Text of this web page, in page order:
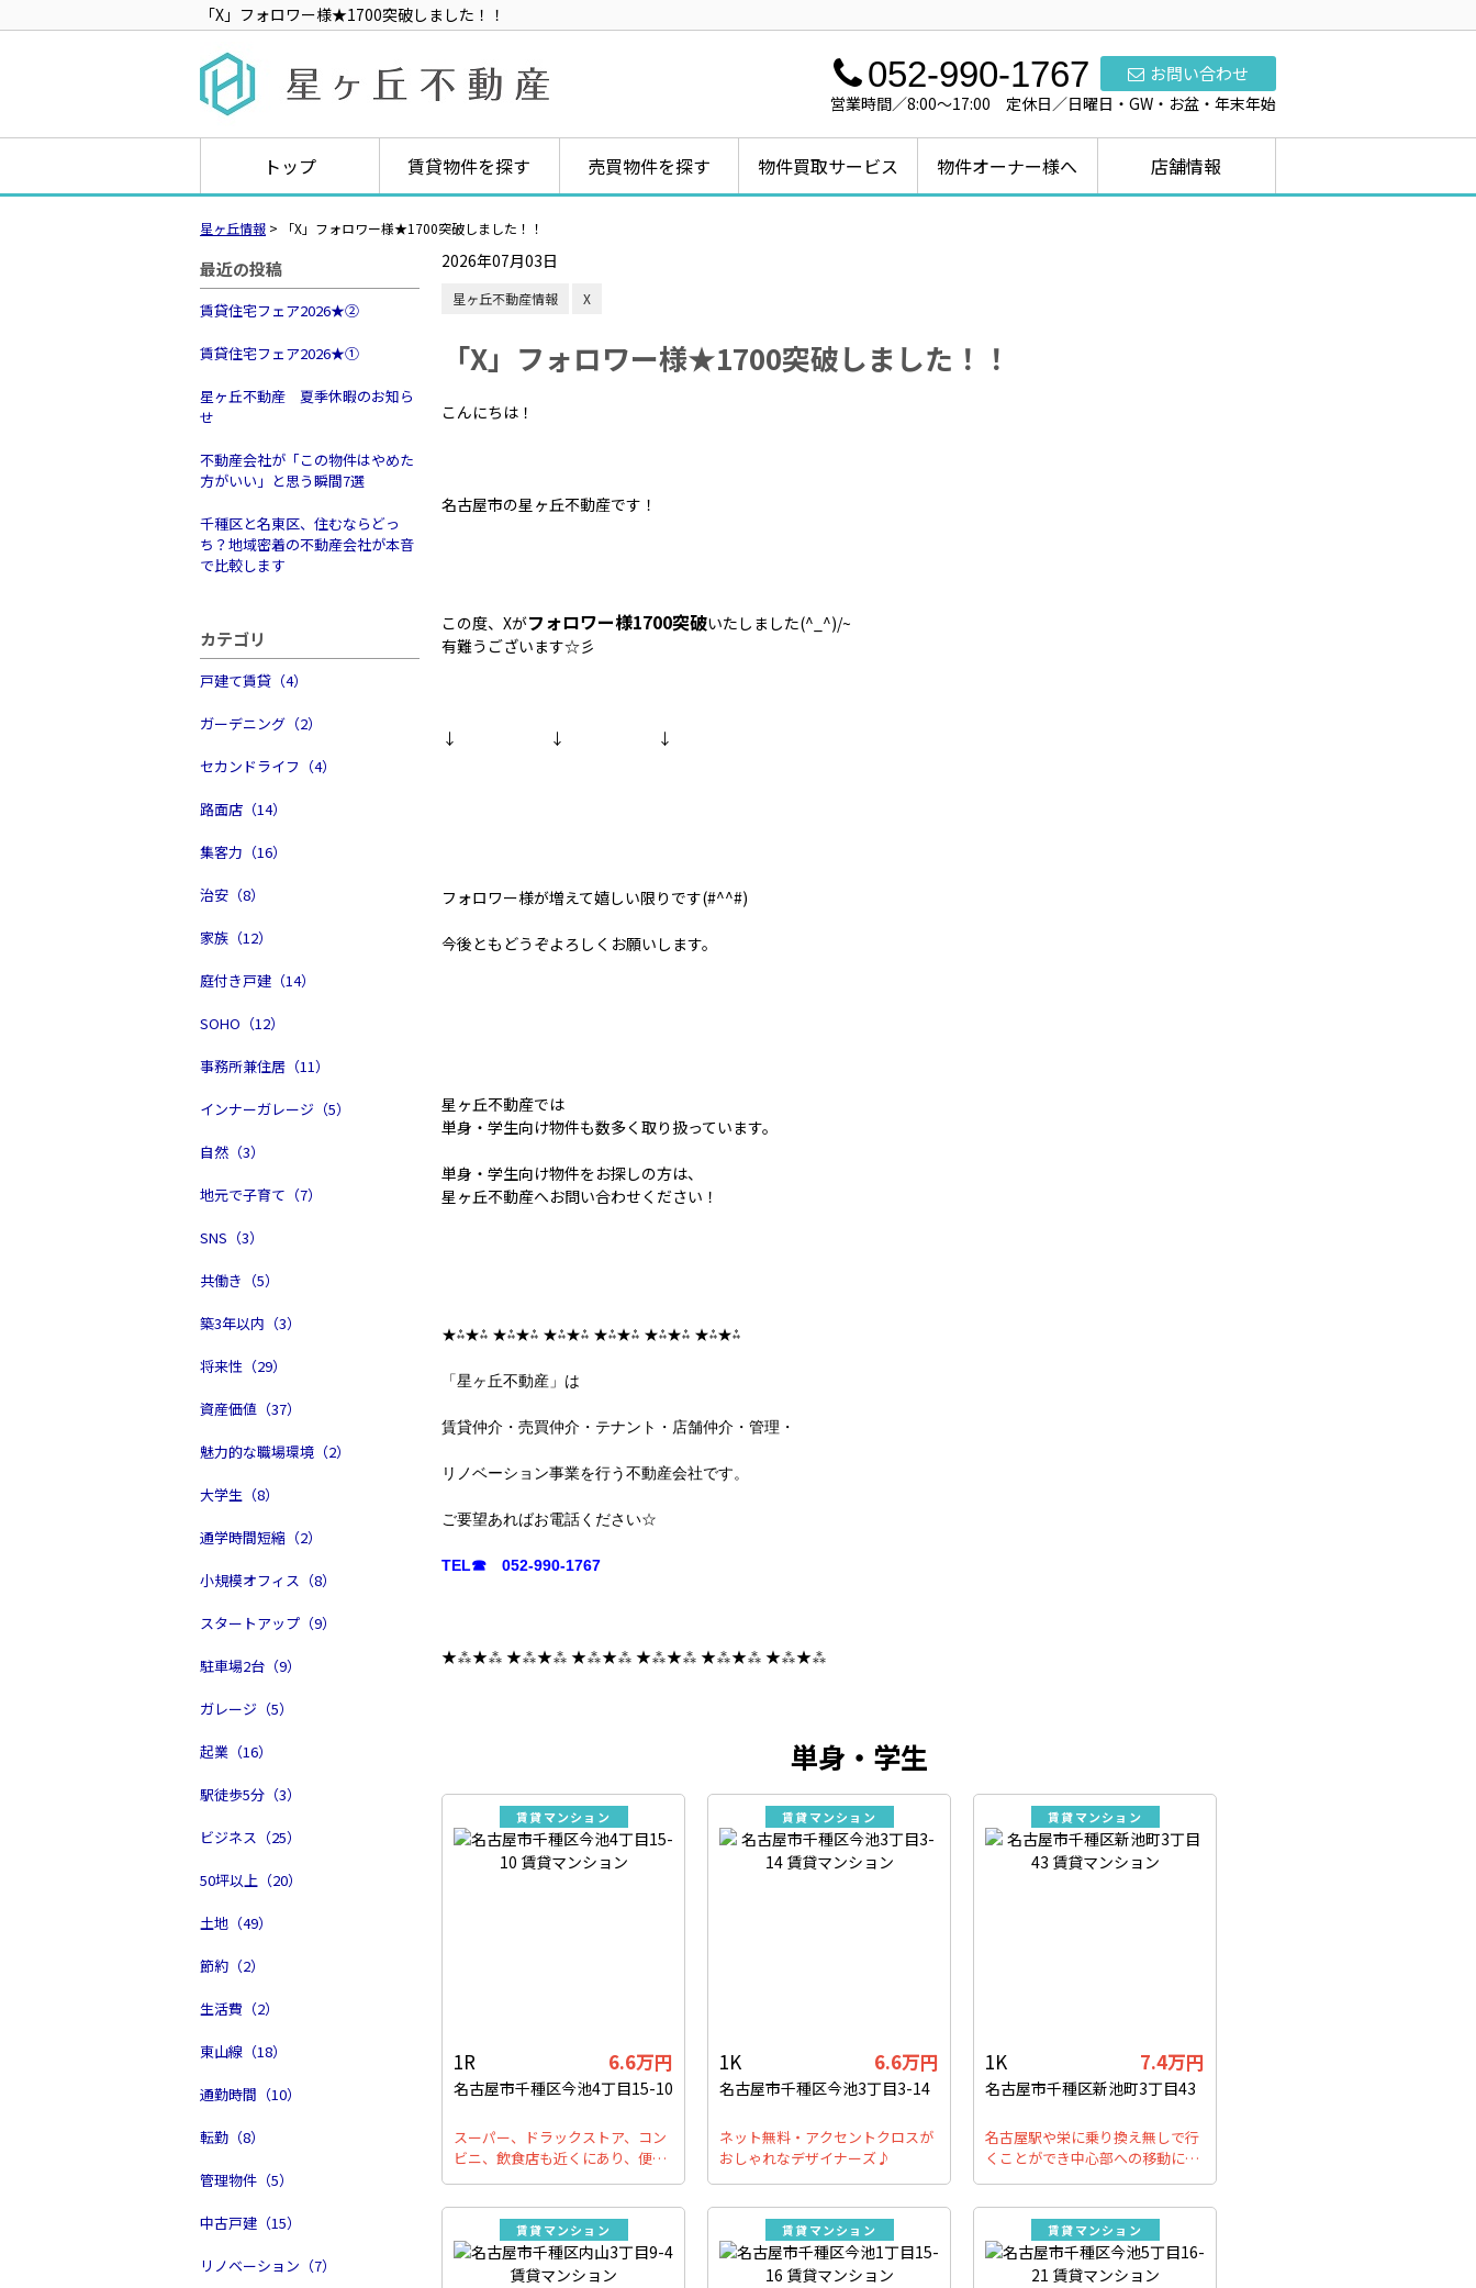
「X」フォロワー様★1700突破しました！！
お問い合わせ
052-990-1767
営業時間／8:00～17:00 定休日／日曜日・GW・お盆・年末年始
トップ 賃貸物件を探す 売買物件を探す 物件買取サービス 物件オーナー様へ 店舗情報
星ヶ丘情報 > 「X」フォロワー様★1700突破しました！！
最近の投稿
賃貸住宅フェア2026★➁
賃貸住宅フェア2026★①
星ヶ丘不動産 夏季休暇のお知ら
せ
不動産会社が「この物件はやめた
方がいい」と思う瞬間7選
千種区と名東区、住むならどっ
ち？地域密着の不動産会社が本音
で比較します
カテゴリ
戸建て賃貸（4）
ガーデニング（2）
セカンドライフ（4）
路面店（14）
集客力（16）
治安（8）
家族（12）
庭付き戸建（14）
SOHO（12）
事務所兼住居（11）
インナーガレージ（5）
自然（3）
地元で子育て（7）
SNS（3）
共働き（5）
築3年以内（3）
将来性（29）
資産価値（37）
魅力的な職場環境（2）
大学生（8）
通学時間短縮（2）
小規模オフィス（8）
スタートアップ（9）
駐車場2台（9）
ガレージ（5）
起業（16）
駅徒歩5分（3）
ビジネス（25）
50坪以上（20）
土地（49）
節約（2）
生活費（2）
東山線（18）
通勤時間（10）
転勤（8）
管理物件（5）
中古戸建（15）
リノベーション（7）
2026年07月03日
星ヶ丘不動産情報 X
「X」フォロワー様★1700突破しました！！
こんにちは！
名古屋市の星ヶ丘不動産です！
この度、Xがフォロワー様1700突破いたしました(^_^)/~
有難うございます☆彡
↓ ↓ ↓
フォロワー様が増えて嬉しい限りです(#^^#)
今後ともどうぞよろしくお願いします。
星ヶ丘不動産では
単身・学生向け物件も数多く取り扱っています。
単身・学生向け物件をお探しの方は、
星ヶ丘不動産へお問い合わせください！
★⁂★⁂ ★⁂★⁂ ★⁂★⁂ ★⁂★⁂ ★⁂★⁂ ★⁂★⁂
「星ヶ丘不動産」は
賃貸仲介・売買仲介・テナント・店舗仲介・管理・
リノベーション事業を行う不動産会社です。
ご要望あればお電話ください☆
TEL☎ 052-990-1767
★⁂★⁂ ★⁂★⁂ ★⁂★⁂ ★⁂★⁂ ★⁂★⁂ ★⁂★⁂
単身・学生
賃貸マンション
1R 6.6万円
名古屋市千種区今池4丁目15-10
スーパー、ドラックストア、コン
ビニ、飲食店も近くにあり、便…
賃貸マンション
1K 6.6万円
名古屋市千種区今池3丁目3-14
ネット無料・アクセントクロスが
おしゃれなデザイナーズ♪
賃貸マンション
1K 7.4万円
名古屋市千種区新池町3丁目43
名古屋駅や栄に乗り換え無しで行
くことができ中心部への移動に…
賃貸マンション 賃貸マンション 賃貸マンション